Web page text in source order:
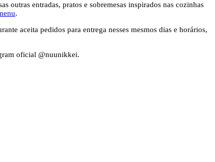
outras entradas, pratos e sobremesas inspirados nas cozinhas
.
aceita pedidos para entrega nesses mesmos dias e horários,
oficial @nuunikkei.